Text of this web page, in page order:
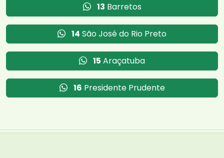
13 Barretos
14 São José do Rio Preto
15 Araçatuba
16 Presidente Prudente